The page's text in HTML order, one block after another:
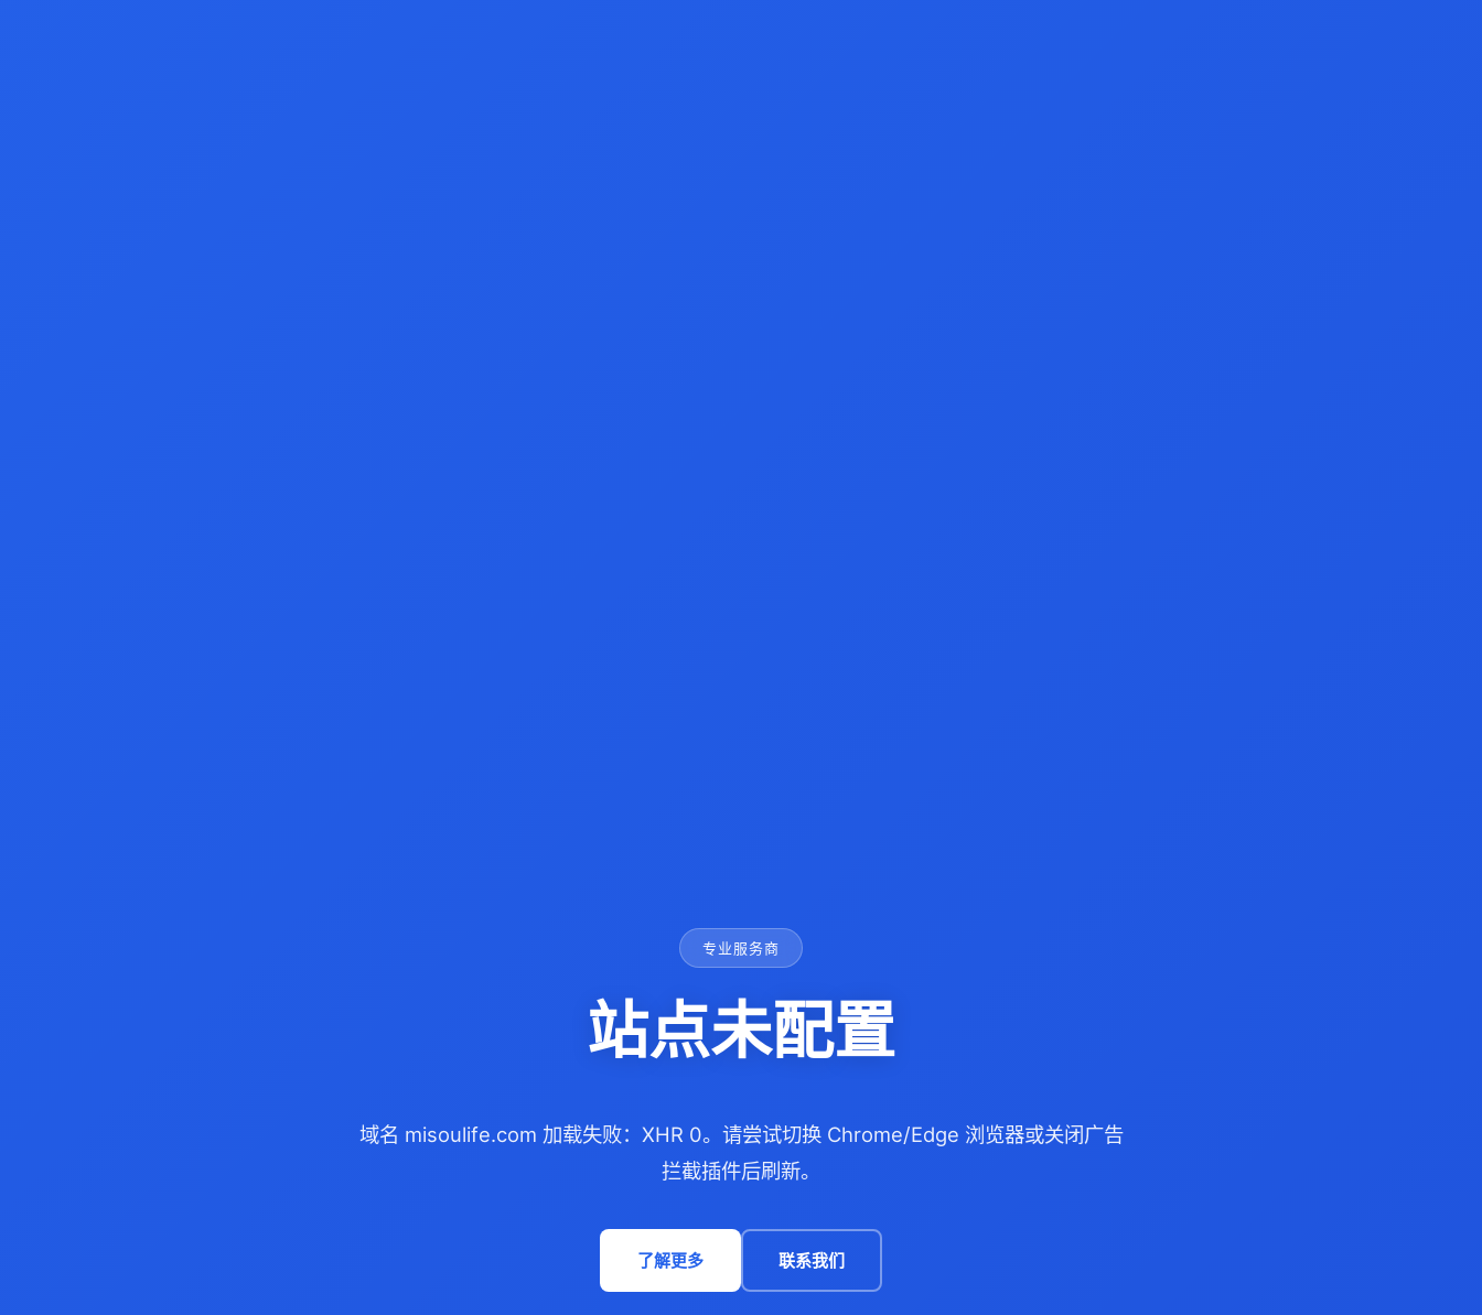
专业服务商
站点未配置
域名 misoulife.com 加载失败：XHR 0。请尝试切换 Chrome/Edge 浏览器或关闭广告
拦截插件后刷新。
了解更多 联系我们